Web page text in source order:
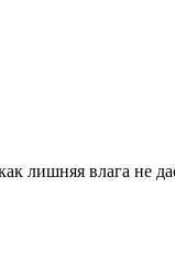
лишняя влага не